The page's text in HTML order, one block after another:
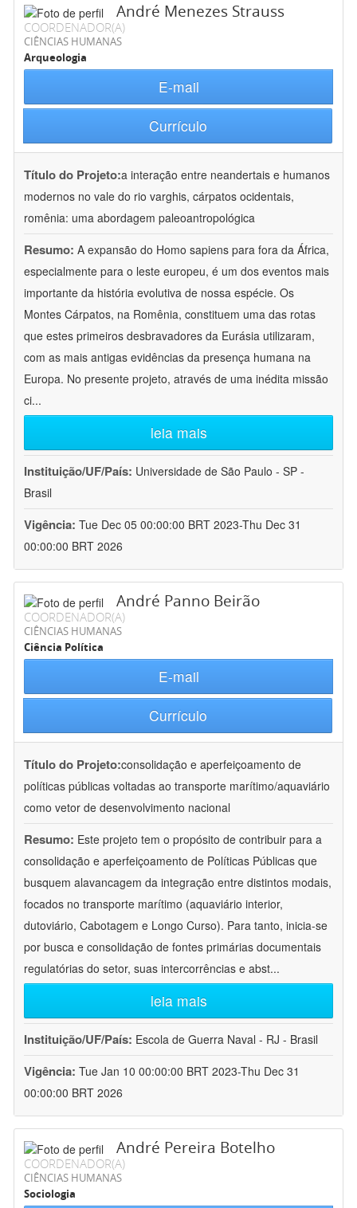
André Menezes Strauss
COORDENADOR(A)
CIÊNCIAS HUMANAS
Arqueologia
E-mail
Currículo
Título do Projeto:a interação entre neandertais e humanos
modernos no vale do rio varghis, cárpatos ocidentais,
romênia: uma abordagem paleoantropológica
Resumo: A expansão do Homo sapiens para fora da África,
especialmente para o leste europeu, é um dos eventos mais
importante da história evolutiva de nossa espécie. Os
Montes Cárpatos, na Romênia, constituem uma das rotas
que estes primeiros desbravadores da Eurásia utilizaram,
com as mais antigas evidências da presença humana na
Europa. No presente projeto, através de uma inédita missão
ci...
leia mais
Instituição/UF/País: Universidade de São Paulo - SP -
Brasil
Vigência: Tue Dec 05 00:00:00 BRT 2023-Thu Dec 31
00:00:00 BRT 2026
André Panno Beirão
COORDENADOR(A)
CIÊNCIAS HUMANAS
Ciência Política
E-mail
Currículo
Título do Projeto:consolidação e aperfeiçoamento de
políticas públicas voltadas ao transporte marítimo/aquaviário
como vetor de desenvolvimento nacional
Resumo: Este projeto tem o propósito de contribuir para a
consolidação e aperfeiçoamento de Políticas Públicas que
busquem alavancagem da integração entre distintos modais,
focados no transporte marítimo (aquaviário interior,
dutoviário, Cabotagem e Longo Curso). Para tanto, inicia-se
por busca e consolidação de fontes primárias documentais
regulatórias do setor, suas intercorrências e abst...
leia mais
Instituição/UF/País: Escola de Guerra Naval - RJ - Brasil
Vigência: Tue Jan 10 00:00:00 BRT 2023-Thu Dec 31
00:00:00 BRT 2026
André Pereira Botelho
COORDENADOR(A)
CIÊNCIAS HUMANAS
Sociologia